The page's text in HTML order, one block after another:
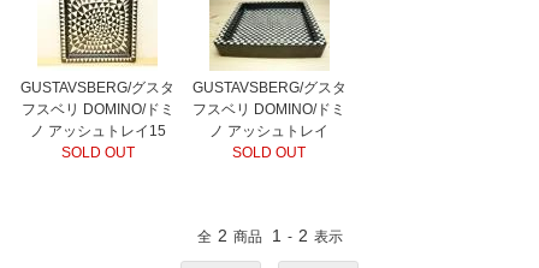
GUSTAVSBERG/グスタ
フスベリ DOMINO/ドミ
ノ アッシュトレイ15
SOLD OUT
GUSTAVSBERG/グスタ
フスベリ DOMINO/ドミ
ノ アッシュトレイ
SOLD OUT
全 2 商品 1 - 2 表示